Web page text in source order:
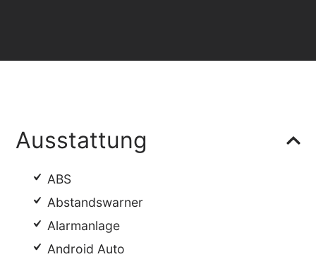
Ausstattung
ABS
Abstandswarner
Alarmanlage
Android Auto